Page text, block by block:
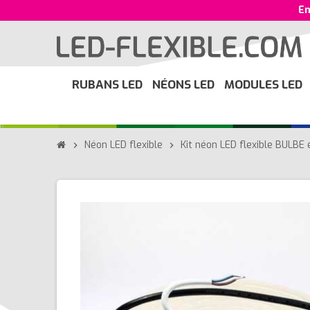
RUBANS LED NÉONS LED MODULES LED
chevron_right Néon LED flexible chevron_right Kit néon LED flexible BULBE